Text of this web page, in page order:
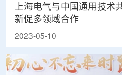
上海电气与中国通用技术
新促多领域合作
2023-05-10